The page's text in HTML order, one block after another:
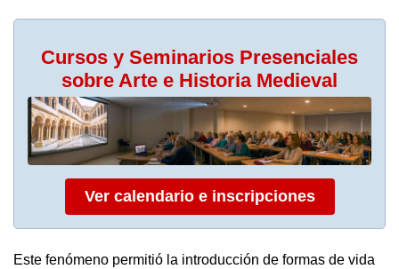
Cursos y Seminarios Presenciales
sobre Arte e Historia Medieval
Ver calendario e inscripciones
Este fenómeno permitió la introducción de formas de vida